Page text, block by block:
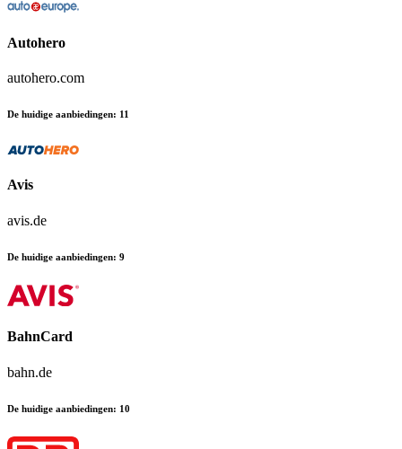
Autohero
autohero.com
De huidige aanbiedingen: 11
Avis
avis.de
De huidige aanbiedingen: 9
BahnCard
bahn.de
De huidige aanbiedingen: 10